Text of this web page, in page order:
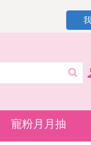
寵粉月月抽